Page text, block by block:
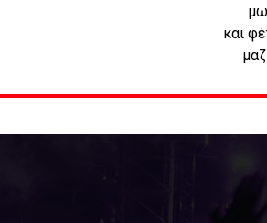
και